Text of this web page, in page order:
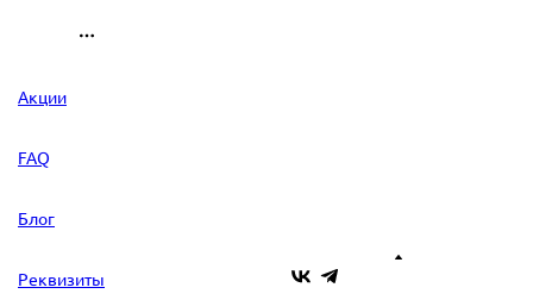
Акции
FAQ
Блог
Реквизиты